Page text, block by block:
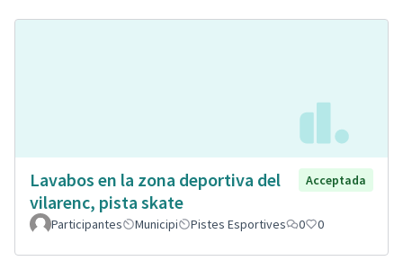
Lavabos en la zona deportiva del
vilarenc, pista skate
Acceptada
Participantes Municipi Pistes Esportives 0 0